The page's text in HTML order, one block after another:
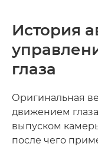
История
глаза
Оригинальная
движением
выпуском
после чего